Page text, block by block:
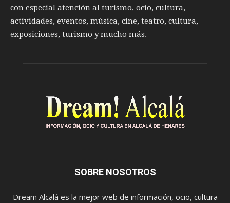
con especial atención al turismo, ocio, cultura,
actividades, eventos, música, cine, teatro, cultura,
exposiciones, turismo y mucho más.
SOBRE NOSOTROS
Dream Alcalá es la mejor web de información, ocio, cultura